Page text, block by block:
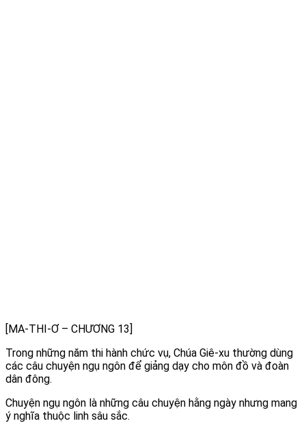
[MA-THI-Ơ – CHƯƠNG 13]
Trong những năm thi hành chức vụ, Chúa Giê-xu thường dùng
các câu chuyện ngụ ngôn để giảng dạy cho môn đồ và đoàn
dân đông.
Chuyện ngụ ngôn là những câu chuyện hằng ngày nhưng mang
ý nghĩa thuộc linh sâu sắc.